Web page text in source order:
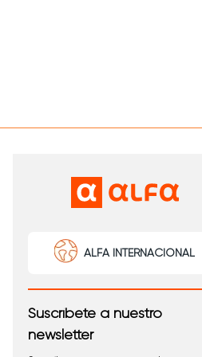
ALFA INTERNACIONAL
Suscríbete a nuestro
newsletter